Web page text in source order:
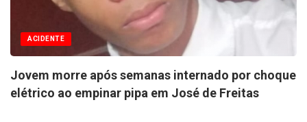
ACIDENTE
Jovem morre após semanas internado por choque
elétrico ao empinar pipa em José de Freitas